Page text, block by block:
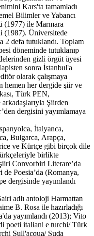
Kars'ta tamamladı
Bilimler ve Yabancı
(1977) ile Marmara
(1987). Üniversitede
2 defa tutuklandı. Toplam
döneminde tutuklanıp
gizli örgüt üyesi
sonra İstanbul'a
olarak çalışmaya
hemen her dergide şiir ve
Türk PEN,
Şiirden
dergisini yayımlamaya
İtalyanca,
Bulgarca, Arapça,
ve Kürtçe gibi birçok dile
birlikte
Convorbiri Literare’da
Poesia’da (Romanya,
dergisinde yayımlandı
adlı antoloji Harmattan
B. Rosa ile hazırladığı
yayımlandı (2013); Vito
poeti italiani e turchi/ Türk
Sull'acqua/ Suda